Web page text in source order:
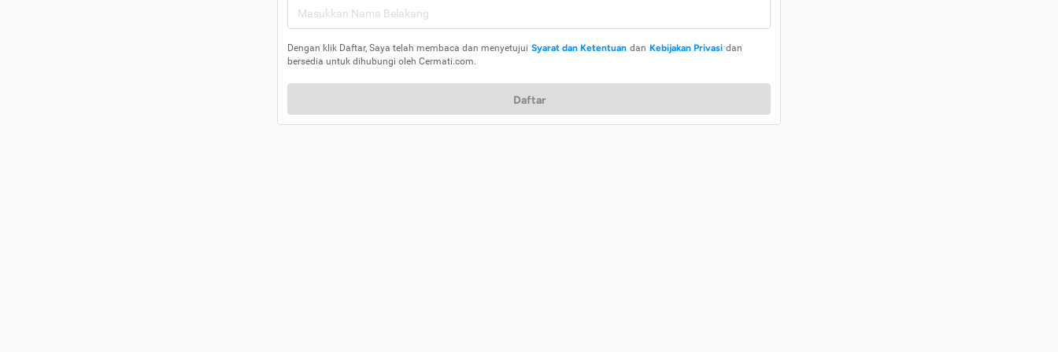
Dengan klik Daftar, Saya telah membaca dan menyetujui Syarat dan Ketentuan dan Kebijakan Privasi dan
bersedia untuk dihubungi oleh Cermati.com.
Daftar